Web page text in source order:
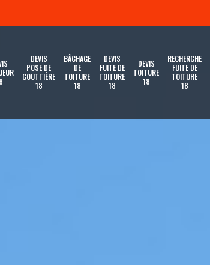
DEVIS
POSE DE
GOUTTIÈRE
18
BÂCHAGE
DE
TOITURE
18
DEVIS
FUITE DE
TOITURE
18
DEVIS
TOITURE
18
RECHERCHE
FUITE DE
TOITURE
18